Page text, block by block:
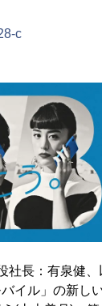
c
長：有泉健、
イル」の新し